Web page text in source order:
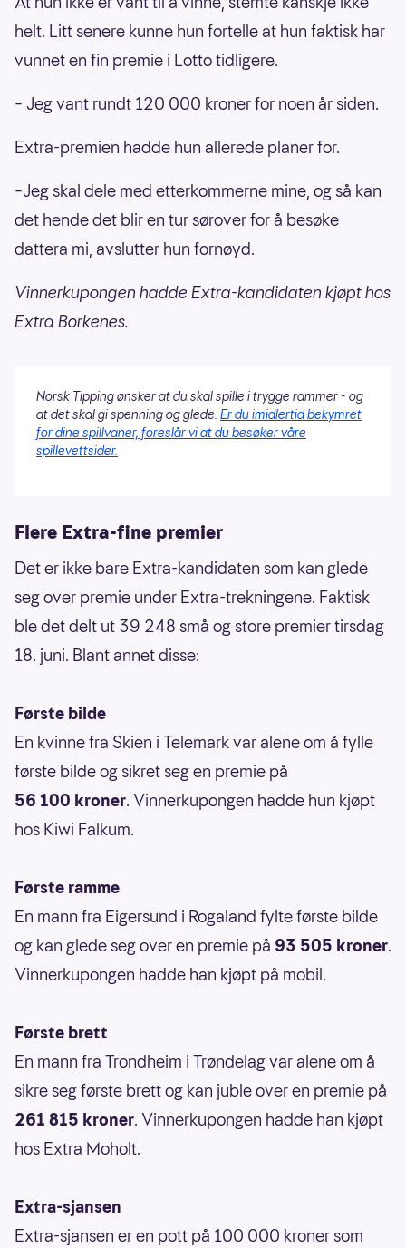
helt. Litt senere kunne hun fortelle at hun faktisk har
vunnet en fin premie i Lotto tidligere.
– Jeg vant rundt 120 000 kroner for noen år siden.
Extra-premien hadde hun allerede planer for.
–Jeg skal dele med etterkommerne mine, og så kan
det hende det blir en tur sørover for å besøke
dattera mi, avslutter hun fornøyd.
Vinnerkupongen hadde Extra-kandidaten kjøpt hos
Extra Borkenes.
Norsk Tipping ønsker at du skal spille i trygge rammer - og
at det skal gi spenning og glede. Er du imidlertid bekymret
for dine spillvaner, foreslår vi at du besøker våre
spillevettsider.
Flere Extra-fine premier
Det er ikke bare Extra-kandidaten som kan glede
seg over premie under Extra-trekningene. Faktisk
ble det delt ut 39 248 små og store premier tirsdag
18. juni. Blant annet disse:
Første bilde
En kvinne fra Skien i Telemark var alene om å fylle
første bilde og sikret seg en premie på
56 100 kroner. Vinnerkupongen hadde hun kjøpt
hos Kiwi Falkum.
Første ramme
En mann fra Eigersund i Rogaland fylte første bilde
og kan glede seg over en premie på 93 505 kroner.
Vinnerkupongen hadde han kjøpt på mobil.
Første brett
En mann fra Trondheim i Trøndelag var alene om å
sikre seg første brett og kan juble over en premie på
261 815 kroner. Vinnerkupongen hadde han kjøpt
hos Extra Moholt.
Extra-sjansen
Extra-sjansen er en pott på 100 000 kroner som